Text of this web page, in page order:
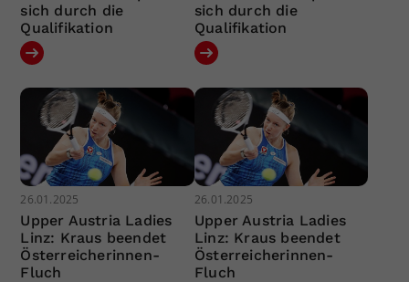
sich durch die
Qualifikation
sich durch die
Qualifikation
26.01.2025
Upper Austria Ladies
Linz: Kraus beendet
Österreicherinnen-
Fluch
26.01.2025
Upper Austria Ladies
Linz: Kraus beendet
Österreicherinnen-
Fluch